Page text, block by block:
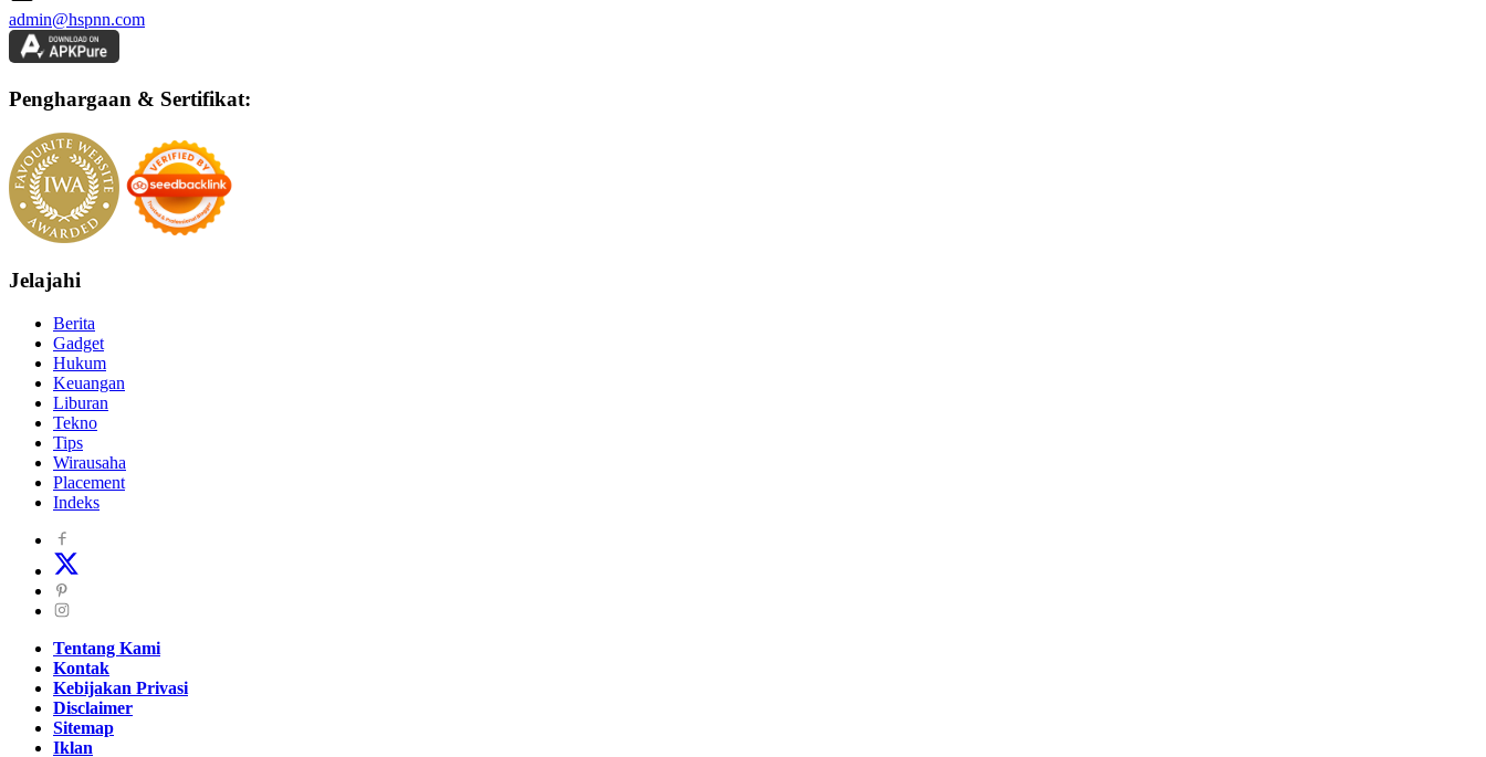
admin@hspnn.com
Penghargaan & Sertifikat:
Jelajahi
Berita
Gadget
Hukum
Keuangan
Liburan
Tekno
Tips
Wirausaha
Placement
Indeks
Tentang Kami
Kontak
Kebijakan Privasi
Disclaimer
Sitemap
Iklan